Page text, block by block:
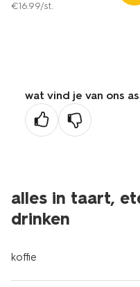
€16.99/st.
wat vind je van ons
alles in taart,
drinken
koffie